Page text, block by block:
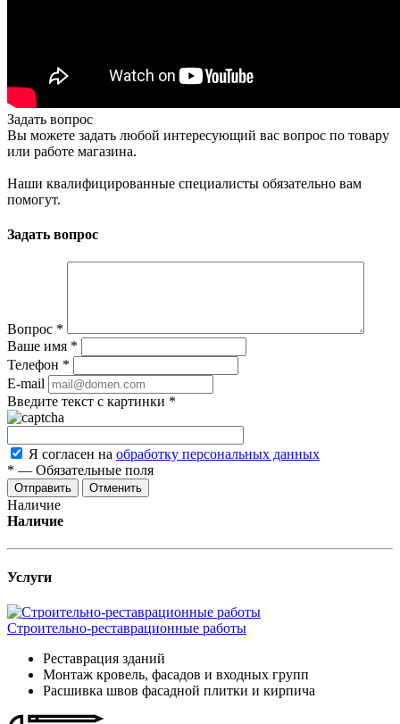
Задать вопрос
Вы можете задать любой интересующий вас вопрос по товару
или работе магазина.
Наши квалифицированные специалисты обязательно вам
помогут.
Задать вопрос
Вопрос *
Ваше имя *
Телефон *
E-mail
Введите текст с картинки *
Я согласен на обработку персональных данных
* — Обязательные поля
Отменить
Наличие
Наличие
Услуги
Строительно-реставрационные работы
Реставрация зданий
Монтаж кровель, фасадов и входных групп
Расшивка швов фасадной плитки и кирпича